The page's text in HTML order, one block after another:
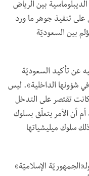
الديبلوماسية بين الرياض
تنفيذ جوهر ما ورد
بين السعوديّة
عن تأكيد السعوديّة
شؤونها الداخلية». ليس
كانت تقتصر على التدخل
أن الأمر يتعلّق بسلوك
سلوك ميليشياتها
الإسلاميّة»